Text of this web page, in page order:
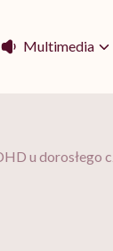
Multimedia
u dorosłego